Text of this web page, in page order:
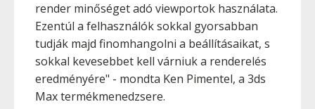
render minőséget adó viewportok használata.
Ezentúl a felhasználók sokkal gyorsabban
tudják majd finomhangolni a beállításaikat, s
sokkal kevesebbet kell várniuk a renderelés
eredményére" - mondta Ken Pimentel, a 3ds
Max termékmenedzsere.